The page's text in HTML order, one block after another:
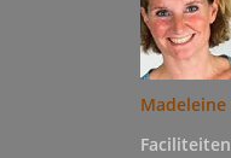
Madeleine
Faciliteiten